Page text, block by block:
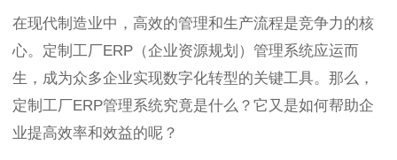
在现代制造业中，高效的管理和生产流程是竞争力的核
心。定制工厂ERP（企业资源规划）管理系统应运而
生，成为众多企业实现数字化转型的关键工具。那么，
定制工厂ERP管理系统究竟是什么？它又是如何帮助企
业提高效率和效益的呢？